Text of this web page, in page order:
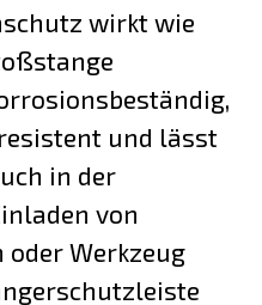
wirkt wie
und lässt
in der
von
oder Werkzeug